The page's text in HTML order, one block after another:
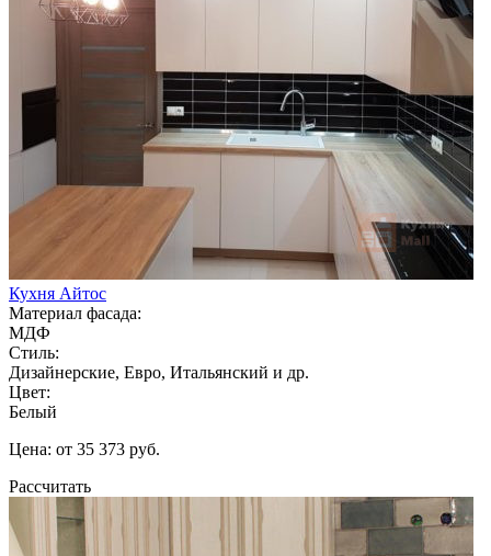
Кухня Айтос
Материал фасада:
МДФ
Стиль:
Дизайнерские, Евро, Итальянский и др.
Цвет:
Белый
Цена: от 35 373 руб.
Рассчитать